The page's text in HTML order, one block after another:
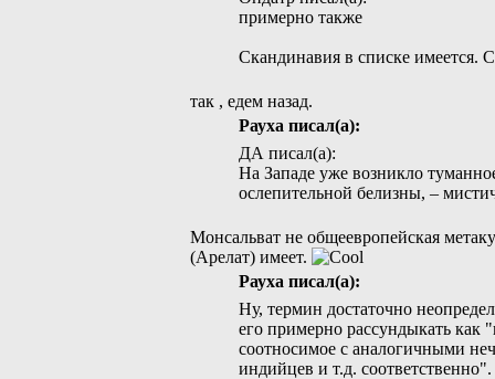
примерно также
Скандинавия в списке имеется.
так , едем назад.
Рауха писал(а):
ДА писал(а):
На Западе уже возникло
ослепительной белизны, –
Монсальват не общеевропейская
(Арелат) имеет.
Рауха писал(а):
Ну, термин достаточно
его примерно рассундыкать как
соотносимое с аналогичными
индийцев и т.д. соответственно".